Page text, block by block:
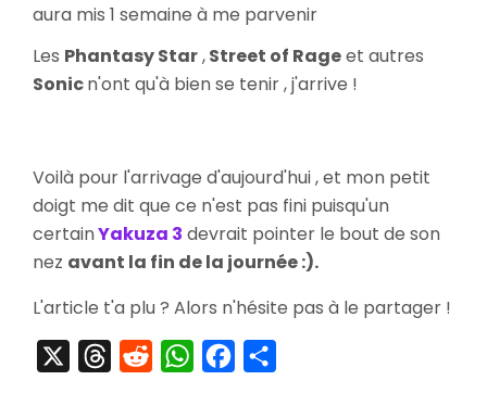
aura mis 1 semaine à me parvenir
Les Phantasy Star,Street of Rageet autres
Sonicn'ont qu'à bien se tenir , j'arrive !
Voilà pour l'arrivage d'aujourd'hui , et mon petit
doigt me dit que ce n'est pas fini puisqu'un
certainYakuza 3 devrait pointer le bout de son
nez avant la fin de la journée :).
L'article t'a plu ? Alors n'hésite pas à le partager !
ThreadsRedditWhatsAppFacebook